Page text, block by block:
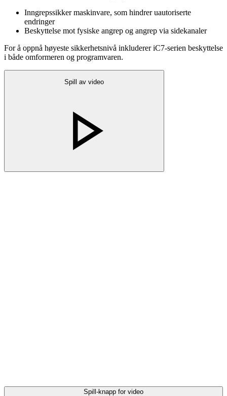
Inngrepssikker maskinvare, som hindrer uautoriserte
endringer
Beskyttelse mot fysiske angrep og angrep via sidekanaler
For å oppnå høyeste sikkerhetsnivå inkluderer iC7-serien beskyttelse
i både omformeren og programvaren.
Spill av video
Spill-knapp for video